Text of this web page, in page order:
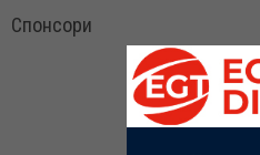
Спонсори